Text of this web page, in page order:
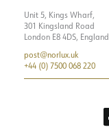
Unit 5, Kings Wharf,
301 Kingsland Road
London E8 4DS, England
post@norlux.uk
+44 (0) 7500 068 220